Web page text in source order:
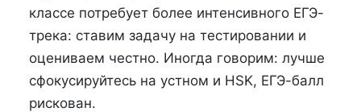
классе потребует более интенсивного ЕГЭ-
трека: ставим задачу на тестировании и
оцениваем честно. Иногда говорим: лучше
сфокусируйтесь на устном и HSK, ЕГЭ-балл
рискован.